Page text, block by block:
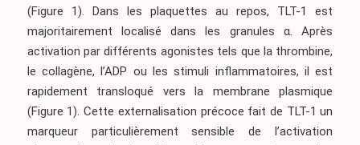
(Figure 1). Dans les plaquettes au repos, TLT-1 est
majoritairement localisé dans les granules α. Après
activation par différents agonistes tels que la thrombine,
le collagène, l’ADP ou les stimuli inflammatoires, il est
rapidement transloqué vers la membrane plasmique
(Figure 1). Cette externalisation précoce fait de TLT-1 un
marqueur particulièrement sensible de l’activation